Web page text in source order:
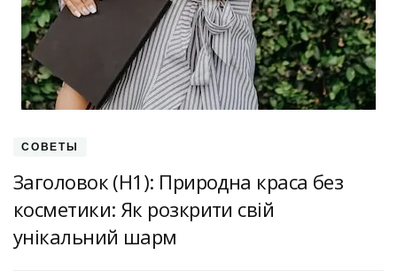
СОВЕТЫ
Заголовок (H1): Природна краса без
косметики: Як розкрити свій
унікальний шарм